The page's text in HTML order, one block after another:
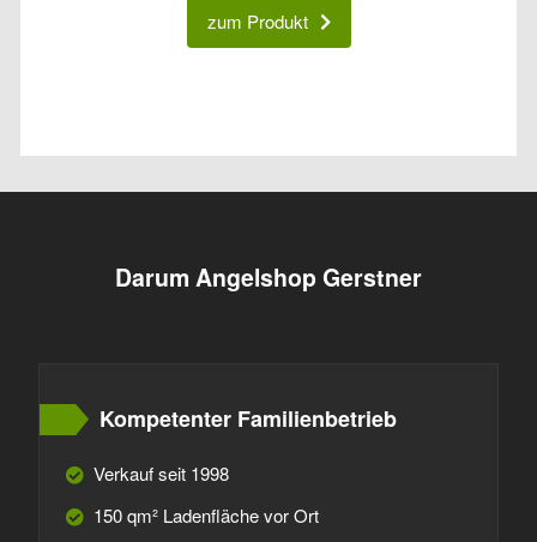
zum Produkt
Darum Angelshop Gerstner
Kompetenter Familienbetrieb
Verkauf seit 1998
150 qm² Ladenfläche vor Ort